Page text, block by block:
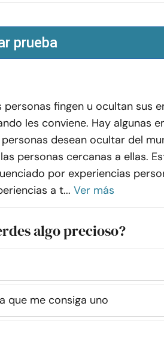
prueba
personas fingen u ocultan sus
les conviene. Hay algunas
personas desean ocultar del
personas cercanas a ellas.
por experiencias
a t... Ver más
algo precioso?
que me consiga uno